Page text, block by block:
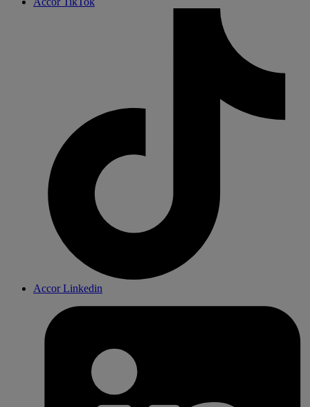
Accor Linkedin